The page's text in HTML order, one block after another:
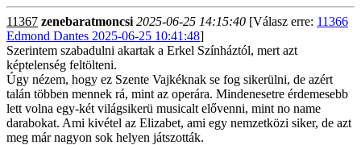
11367 zenebaratmoncsi 2025-06-25 14:15:40 [Válasz erre: 11366
Edmond Dantes 2025-06-25 10:41:48]
Szerintem szabadulni akartak a Erkel Színháztól, mert azt
képtelenség feltölteni.
Úgy nézem, hogy ez Szente Vajkéknak se fog sikerülni, de azért
talán többen mennek rá, mint az operára. Mindenesetre érdemesebb
lett volna egy-két világsikerü musicalt elővenni, mint no name
darabokat. Ami kivétel az Elizabet, ami egy nemzetközi siker, de azt
meg már nagyon sok helyen játszották.